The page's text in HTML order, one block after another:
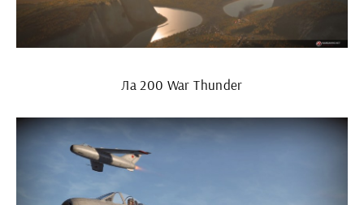
Ла 200 War Thunder